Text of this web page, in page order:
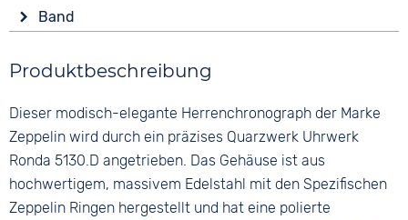
Stoppuhr
5 bar
Form
Rund
Material
Farbe
Silber
Analog
Weiß
Ziffern
Keine
Band
Silber
Material
Bandschließe
Faltschließe
Produktbeschreibung
Dieser modisch-elegante Herrenchronograph der Marke
Zeppelin wird durch ein präzises Quarzwerk Uhrwerk
Ronda 5130.D angetrieben. Das Gehäuse ist aus
hochwertigem, massivem Edelstahl mit den Spezifischen
Zeppelin Ringen hergestellt und hat eine polierte